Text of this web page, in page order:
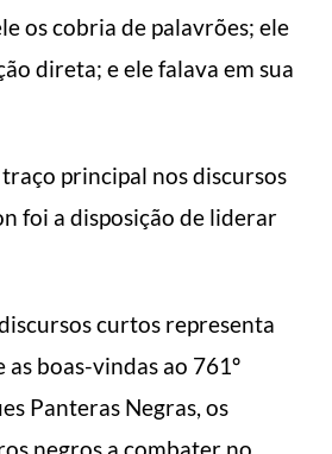
os cobria de palavrões; ele
direta; e ele falava em sua
principal nos discursos
foi a disposição de liderar
curtos representa
boas-vindas ao 761º
Panteras Negras, os
negros a combater no